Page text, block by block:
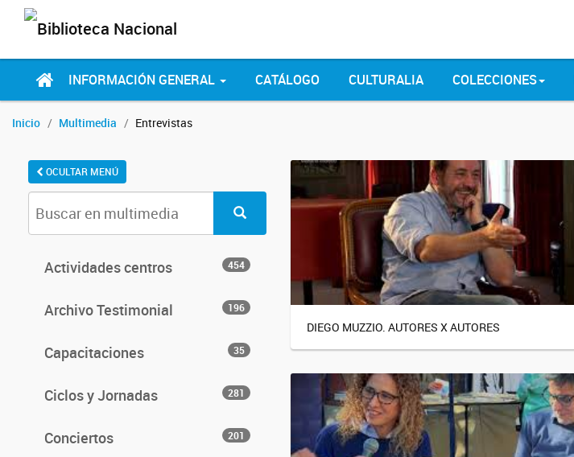
INFORMACIÓN GENERAL CATÁLOGO CULTURALIA COLECCIONES
Inicio Multimedia Entrevistas
OCULTAR MENÚ
Actividades centros 454
Archivo Testimonial 196
Capacitaciones 35
Ciclos y Jornadas 281
Conciertos 201
DIEGO MUZZIO. AUTORES X AUTORES